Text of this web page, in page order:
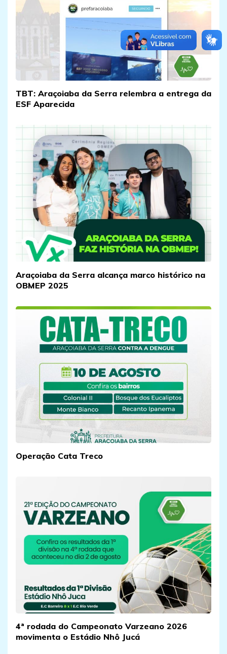
TBT: Araçoiaba da Serra relembra a entrega da
ESF Aparecida
Araçoiaba da Serra alcança marco histórico na
OBMEP 2025
Operação Cata Treco
4ª rodada do Campeonato Varzeano 2026
movimenta o Estádio Nhô Jucá